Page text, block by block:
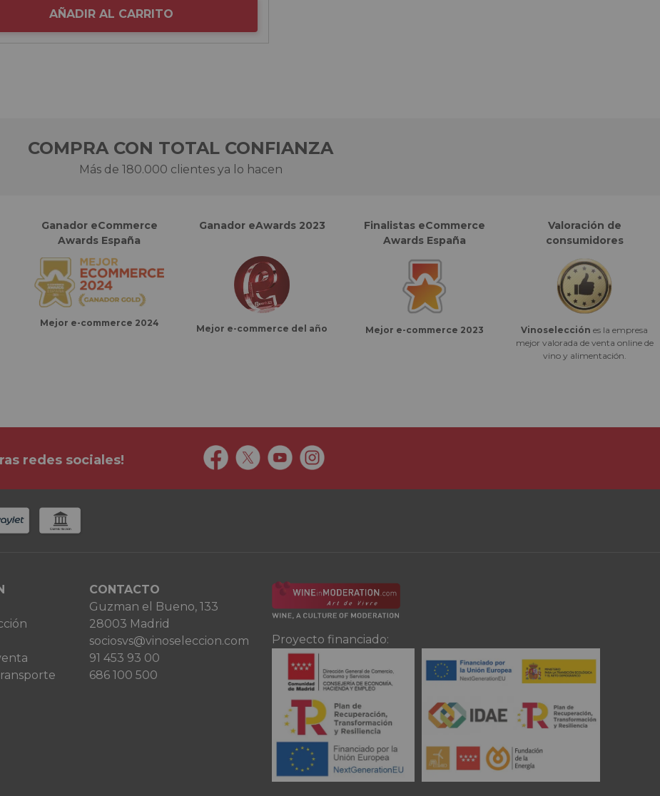
AÑADIR AL CARRITO
COMPRA CON TOTAL CONFIANZA
Más de 180.000 clientes ya lo hacen
Ganador eCommerce
Awards España
Mejor e-commerce 2024
Ganador eAwards 2023
Mejor e-commerce del año
Finalistas eCommerce
Awards España
Mejor e-commerce 2023
Valoración de
consumidores
Vinoselección es la empresa
mejor valorada de venta online de
vino y alimentación.
redes sociales!
CONTACTO
Guzman el Bueno, 133
28003 Madrid
sociosvs@vinoseleccion.com
91 453 93 00
686 100 500
Proyecto financiado: